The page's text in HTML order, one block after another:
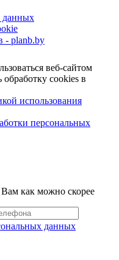
данных
веб-сайтом
сookies в
использования
персональных
как можно скорее
данных